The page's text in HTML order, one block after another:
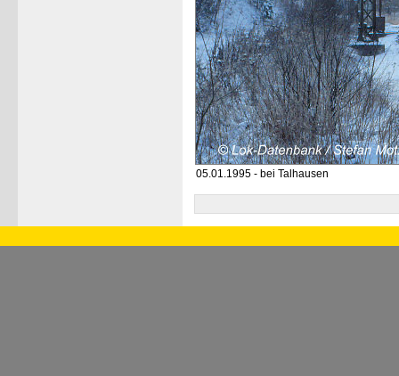
05.01.1995 - bei Talhausen